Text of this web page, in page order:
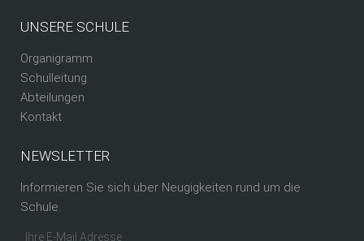
UNSERE SCHULE
Organigramm
Schulleitung
Abteilungen
Kontakt
NEWSLETTER
Informieren Sie sich über Neugigkeiten rund um die
Schule.